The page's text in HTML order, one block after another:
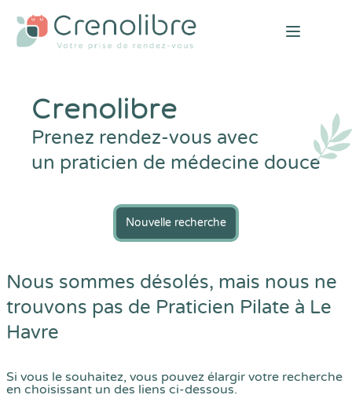
Open
Crenolibre
Prenez rendez-vous avec
un praticien de médecine douce
Nouvelle recherche
Nous sommes désolés, mais nous ne
trouvons pas de Praticien Pilate à Le
Havre
Si vous le souhaitez, vous pouvez élargir votre recherche
en choisissant un des liens ci-dessous.